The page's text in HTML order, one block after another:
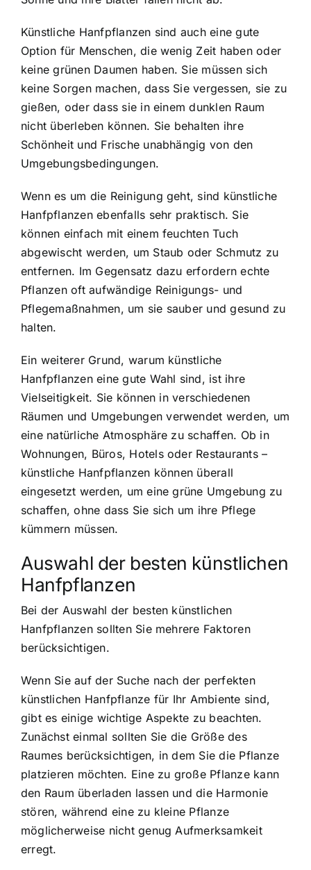
Künstliche Hanfpflanzen sind auch eine gute
Option für Menschen, die wenig Zeit haben oder
keine grünen Daumen haben. Sie müssen sich
keine Sorgen machen, dass Sie vergessen, sie zu
gießen, oder dass sie in einem dunklen Raum
nicht überleben können. Sie behalten ihre
Schönheit und Frische unabhängig von den
Umgebungsbedingungen.
Wenn es um die Reinigung geht, sind künstliche
Hanfpflanzen ebenfalls sehr praktisch. Sie
können einfach mit einem feuchten Tuch
abgewischt werden, um Staub oder Schmutz zu
entfernen. Im Gegensatz dazu erfordern echte
Pflanzen oft aufwändige Reinigungs- und
Pflegemaßnahmen, um sie sauber und gesund zu
halten.
Ein weiterer Grund, warum künstliche
Hanfpflanzen eine gute Wahl sind, ist ihre
Vielseitigkeit. Sie können in verschiedenen
Räumen und Umgebungen verwendet werden, um
eine natürliche Atmosphäre zu schaffen. Ob in
Wohnungen, Büros, Hotels oder Restaurants –
künstliche Hanfpflanzen können überall
eingesetzt werden, um eine grüne Umgebung zu
schaffen, ohne dass Sie sich um ihre Pflege
kümmern müssen.
Auswahl der besten künstlichen
Hanfpflanzen
Bei der Auswahl der besten künstlichen
Hanfpflanzen sollten Sie mehrere Faktoren
berücksichtigen.
Wenn Sie auf der Suche nach der perfekten
künstlichen Hanfpflanze für Ihr Ambiente sind,
gibt es einige wichtige Aspekte zu beachten.
Zunächst einmal sollten Sie die Größe des
Raumes berücksichtigen, in dem Sie die Pflanze
platzieren möchten. Eine zu große Pflanze kann
den Raum überladen lassen und die Harmonie
stören, während eine zu kleine Pflanze
möglicherweise nicht genug Aufmerksamkeit
erregt.